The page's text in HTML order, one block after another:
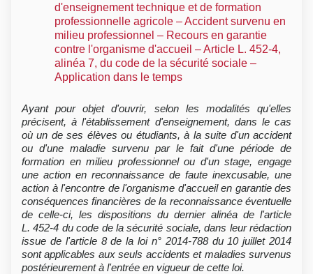
d'enseignement technique et de formation
professionnelle agricole – Accident survenu en
milieu professionnel – Recours en garantie
contre l'organisme d'accueil – Article L. 452-4,
alinéa 7, du code de la sécurité sociale –
Application dans le temps
Ayant pour objet d'ouvrir, selon les modalités qu'elles
précisent, à l'établissement d'enseignement, dans le cas
où un de ses élèves ou étudiants, à la suite d'un accident
ou d'une maladie survenu par le fait d'une période de
formation en milieu professionnel ou d'un stage, engage
une action en reconnaissance de faute inexcusable, une
action à l'encontre de l'organisme d'accueil en garantie des
conséquences financières de la reconnaissance éventuelle
de celle-ci, les dispositions du dernier alinéa de l'article
L. 452-4 du code de la sécurité sociale, dans leur rédaction
issue de l'article 8 de la loi n° 2014-788 du 10 juillet 2014
sont applicables aux seuls accidents et maladies survenus
postérieurement à l'entrée en vigueur de cette loi.